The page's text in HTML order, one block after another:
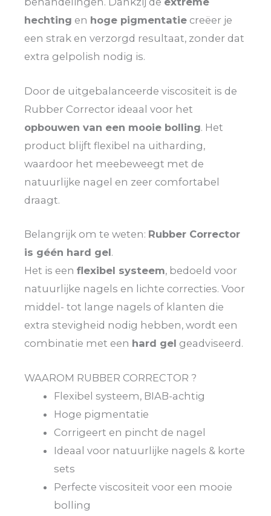
hechting en hoge pigmentatie creëer je
een strak en verzorgd resultaat, zonder dat
extra gelpolish nodig is.
Door de uitgebalanceerde viscositeit is de
Rubber Corrector ideaal voor het
opbouwen van een mooie bolling. Het
product blijft flexibel na uitharding,
waardoor het meebeweegt met de
natuurlijke nagel en zeer comfortabel
draagt.
Belangrijk om te weten: Rubber Corrector
is géén hard gel.
Het is een flexibel systeem, bedoeld voor
natuurlijke nagels en lichte correcties. Voor
middel- tot lange nagels of klanten die
extra stevigheid nodig hebben, wordt een
combinatie met een hard gel geadviseerd.
WAAROM RUBBER CORRECTOR ?
Flexibel systeem, BIAB-achtig
Hoge pigmentatie
Corrigeert en pincht de nagel
Ideaal voor natuurlijke nagels & korte
sets
Perfecte viscositeit voor een mooie
bolling